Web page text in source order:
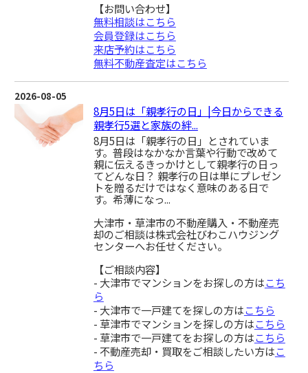
【お問い合わせ】
無料相談はこちら
会員登録はこちら
来店予約はこちら
無料不動産査定はこちら
2026-08-05
8月5日は「親孝行の日」|今日からできる
親孝行5選と家族の絆...
8月5日は「親孝行の日」とされていま
す。普段はなかなか言葉や行動で改めて
親に伝えるきっかけとして親孝行の日っ
てどんな日？ 親孝行の日は単にプレゼン
トを贈るだけではなく意味のある日で
す。希薄になっ...
大津市・草津市の不動産購入・不動産売
却のご相談は株式会社びわこハウジング
センターへお任せください。
【ご相談内容】
- 大津市でマンションをお探しの方はこち
ら
- 大津市で一戸建てを探しの方はこちら
- 草津市でマンションを探しの方はこちら
- 草津市で一戸建てをお探しの方はこちら
- 不動産売却・買取をご相談したい方はこ
ちら